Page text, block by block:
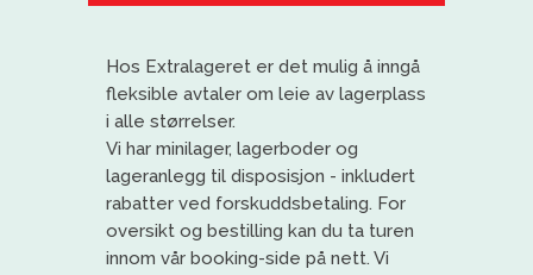
Hos Extralageret er det mulig å inngå
fleksible avtaler om leie av lagerplass
i alle størrelser.
Vi har minilager, lagerboder og
lageranlegg til disposisjon - inkludert
rabatter ved forskuddsbetaling. For
oversikt og bestilling kan du ta turen
innom vår booking-side på nett. Vi